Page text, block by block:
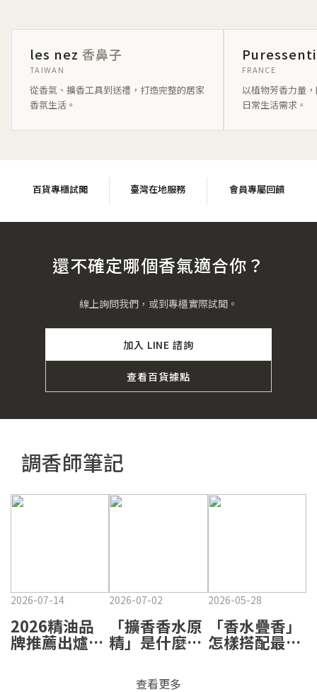
les nez 香鼻子
TAIWAN
從香氣、擴香工具到送禮，打造完整的居家
香氛生活。
FRANCE
以植物芳香力量
日常生活需求。
百貨專櫃試聞 臺灣在地服務 會員專屬回饋
還不確定哪個香氣適合你？
線上詢問我們，或到專櫃實際試聞。
加入 LINE 諮詢
查看百貨據點
調香師筆記
2026-07-14
2026精油品
牌推薦出爐！
2026-07-02
「擴香香水原
精」是什麼？
是很香而已？
2026-05-28
「香水疊香」
怎樣搭配最出
查看更多